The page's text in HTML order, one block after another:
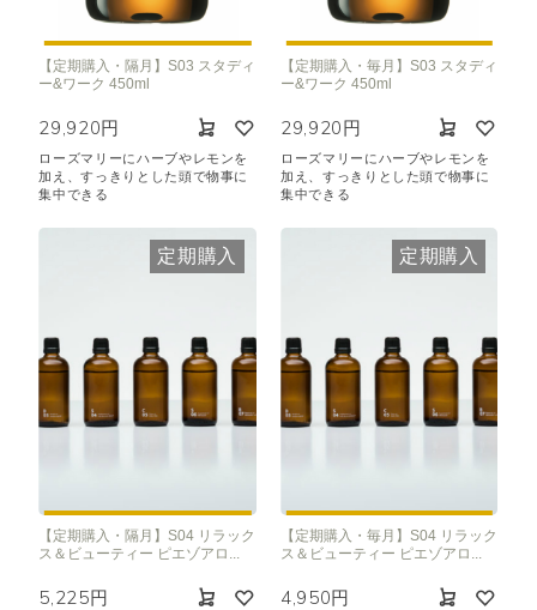
【定期購入・隔月】S03 スタディ
ー&ワーク 450ml
29,920円
ローズマリーにハーブやレモンを
加え、すっきりとした頭で物事に
集中できる
【定期購入・毎月】S03 スタディ
ー&ワーク 450ml
29,920円
ローズマリーにハーブやレモンを
加え、すっきりとした頭で物事に
集中できる
定期購入
【定期購入・隔月】S04 リラック
ス＆ビューティー ピエゾアロ...
5,225円
定期購入
【定期購入・毎月】S04 リラック
ス＆ビューティー ピエゾアロ...
4,950円